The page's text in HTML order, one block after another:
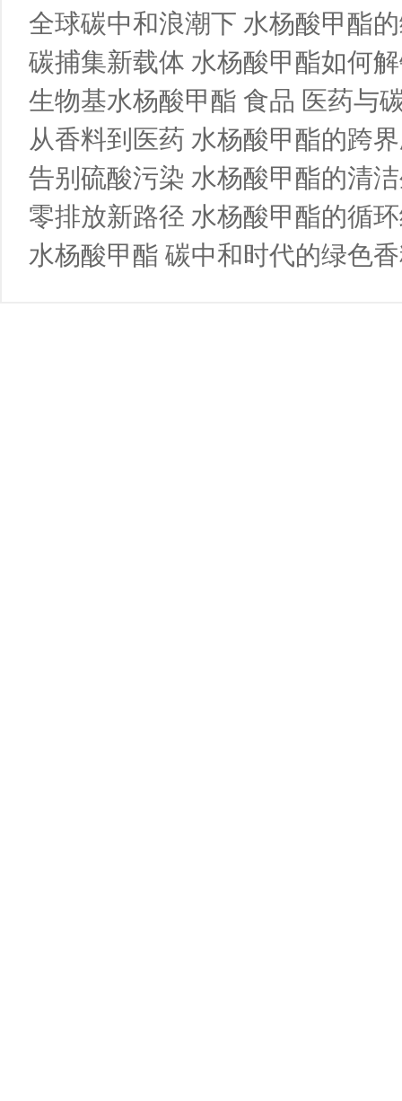
全球碳中和浪潮下 水杨酸甲酯
碳捕集新载体 水杨酸甲酯如何
生物基水杨酸甲酯 食品 医药与
从香料到医药 水杨酸甲酯的跨
告别硫酸污染 水杨酸甲酯的清
零排放新路径 水杨酸甲酯的循
水杨酸甲酯 碳中和时代的绿色